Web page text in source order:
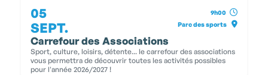
05
SEPT.
9h00
Parc des sports
Carrefour des Associations
Sport, culture, loisirs, détente... le carrefour des associations
vous permettra de découvrir toutes les activités possibles
pour l'année 2026/2027 !